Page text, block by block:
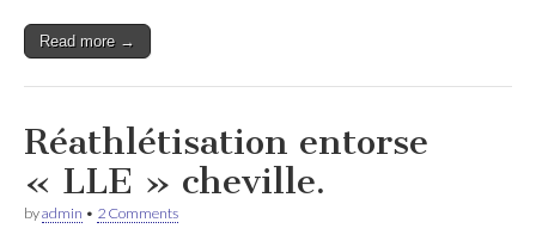
Read more →
Réathlétisation entorse
« LLE » cheville.
byadmin • 2 Comments